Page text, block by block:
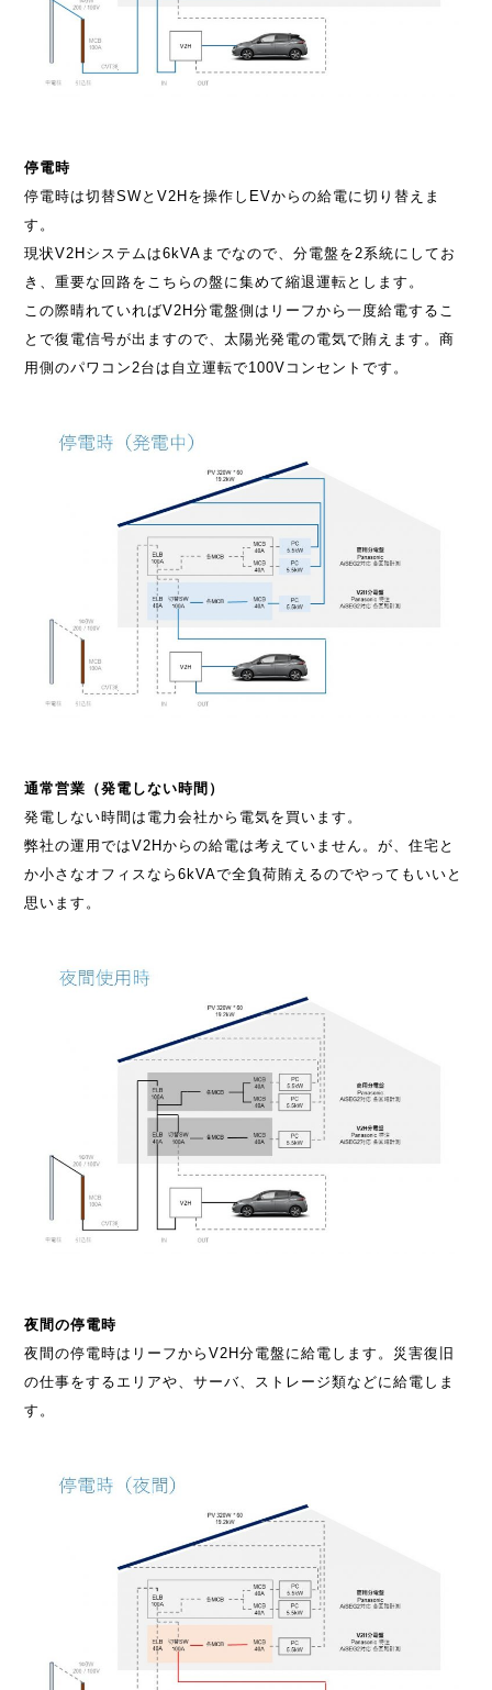
停電時
停電時は切替SWとV2Hを操作しEVからの給電に切り替えま
す。
現状V2Hシステムは6kVAまでなので、分電盤を2系統にしてお
き、重要な回路をこちらの盤に集めて縮退運転とします。
この際晴れていればV2H分電盤側はリーフから一度給電するこ
とで復電信号が出ますので、太陽光発電の電気で賄えます。商
用側のパワコン2台は自立運転で100Vコンセントです。
通常営業（発電しない時間）
発電しない時間は電力会社から電気を買います。
弊社の運用ではV2Hからの給電は考えていません。が、住宅と
か小さなオフィスなら6kVAで全負荷賄えるのでやってもいいと
思います。
夜間の停電時
夜間の停電時はリーフからV2H分電盤に給電します。災害復旧
の仕事をするエリアや、サーバ、ストレージ類などに給電しま
す。